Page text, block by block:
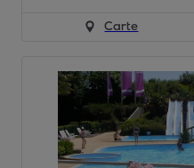
Carte